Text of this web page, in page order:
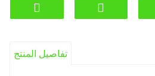
في الاتصال بنا للحصول على التشاور.
تفاصيل المنتج